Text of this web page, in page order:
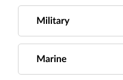
Military
Marine